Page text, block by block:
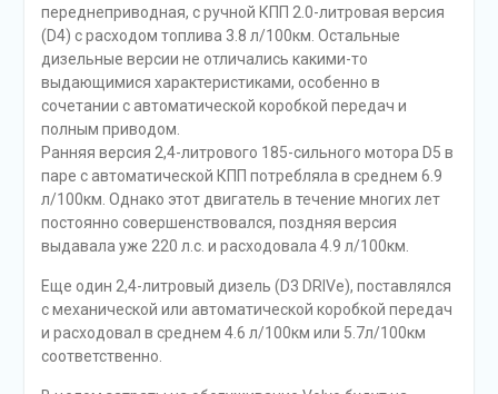
переднеприводная, с ручной КПП 2.0-литровая версия
(D4) с расходом топлива 3.8 л/100км. Остальные
дизельные версии не отличались какими-то
выдающимися характеристиками, особенно в
сочетании с автоматической коробкой передач и
полным приводом.
Ранняя версия 2,4-литрового 185-сильного мотора D5 в
паре с автоматической КПП потребляла в среднем 6.9
л/100км. Однако этот двигатель в течение многих лет
постоянно совершенствовался, поздняя версия
выдавала уже 220 л.с. и расходовала 4.9 л/100км.
Еще один 2,4-литровый дизель (D3 DRIVe), поставлялся
с механической или автоматической коробкой передач
и расходовал в среднем 4.6 л/100км или 5.7л/100км
соответственно.